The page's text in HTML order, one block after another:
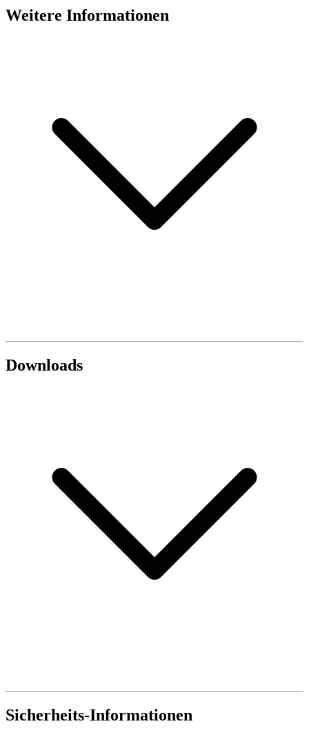
Weitere Informationen
Downloads
Sicherheits-Informationen